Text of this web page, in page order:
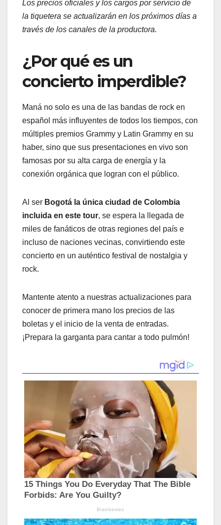
Los precios oficiales y los cargos por servicio de
la tiquetera se actualizarán en los próximos días a
través de los canales de la productora.
¿Por qué es un
concierto imperdible?
Maná no solo es una de las bandas de rock en
español más influyentes de todos los tiempos, con
múltiples premios Grammy y Latin Grammy en su
haber, sino que sus presentaciones en vivo son
famosas por su alta carga de energía y la
conexión orgánica que logran con el público.
Al ser Bogotá la única ciudad de Colombia
incluida en este tour, se espera la llegada de
miles de fanáticos de otras regiones del país e
incluso de naciones vecinas, convirtiendo este
concierto en un auténtico festival de nostalgia y
rock.
Mantente atento a nuestras actualizaciones para
conocer de primera mano los precios de las
boletas y el inicio de la venta de entradas.
¡Prepara la garganta para cantar a todo pulmón!